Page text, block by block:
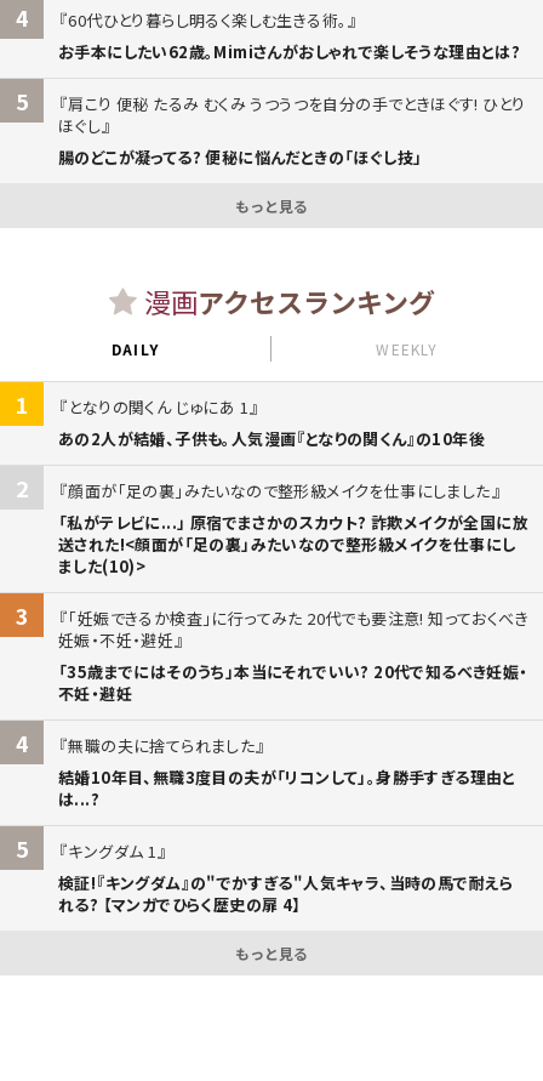
4
60代ひとり暮らし明るく楽しむ生きる術。
お手本にしたい62歳。Mimiさんがおしゃれで楽しそうな理由とは?
5
肩こり 便秘 たるみ むくみ うつうつを自分の手でときほぐす! ひとり
ほぐし
腸のどこが凝ってる? 便秘に悩んだときの「ほぐし技」
もっと見る
漫画アクセスランキング
DAILY WEEKLY
1
となりの関くん じゅにあ 1
あの2人が結婚、子供も。人気漫画『となりの関くん』の10年後
2
顔面が「足の裏」みたいなので整形級メイクを仕事にしました
「私がテレビに...」 原宿でまさかのスカウト? 詐欺メイクが全国に放
送された!<顔面が「足の裏」みたいなので整形級メイクを仕事にし
ました(10)>
3
「妊娠できるか検査」に行ってみた 20代でも要注意! 知っておくべき
妊娠・不妊・避妊
「35歳までにはそのうち」本当にそれでいい? 20代で知るべき妊娠・
不妊・避妊
4
無職の夫に捨てられました
結婚10年目、無職3度目の夫が「リコンして」。身勝手すぎる理由と
は...?
5
キングダム 1
検証!『キングダム』の"でかすぎる"人気キャラ、当時の馬で耐えら
れる? 【マンガでひらく歴史の扉 4】
もっと見る